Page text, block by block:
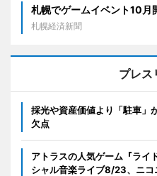
札幌でゲームイベント10
札幌経済新聞
プレス
採光や資産価値より「駐車」
欠点
アトラスの人気ゲーム『ライ
シャル音楽ライブ8/23、ニコ